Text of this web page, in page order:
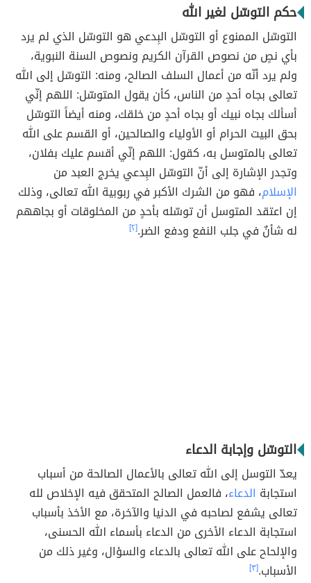
حكم التوسّل لغير الله
التوسّل الممنوع أو التوسّل البِدعي هو التوسّل الذي لم يرد
بأي نصٍ من نصوص القرآن الكريم ونصوص السنة النبوية،
ولم يرد أنّه من أعمال السلف الصالح، ومنه: التوسّل إلى الله
تعالى بجاه أحدٍ من الناس، كأن يقول المتوسّل: اللهم إنّي
أسألك بجاه نبيك أو بجاه أحدٍ من خلقك، ومنه أيضاً التوسّل
بحق البيت الحرام أو الأولياء والصالحين، أو القسم على الله
تعالى بالمتوسل به، كقول: اللهم إنّي أقسم عليك بفلان،
وتجدر الإشارة إلى أنّ التوسّل البِدعي يخرج العبد من
الإسلام، فهو من الشرك الأكبر في ربوبية الله تعالى، وذلك
إن اعتقد المتوسل أن توسّله بأحدٍ من المخلوقات أو بجاههم
له شأنٌ في جلب النفع ودفع الضر.[٢]
التوسّل وإجابة الدعاء
يعدّ التوسل إلى الله تعالى بالأعمال الصالحة من أسباب
استجابة الدعاء، فالعمل الصالح المتحقق فيه الإخلاص لله
تعالى يشفع لصاحبه في الدنيا والآخرة، مع الأخذ بأسباب
استجابة الدعاء الأخرى من الدعاء بأسماء الله الحسنى،
والإلحاح على الله تعالى بالدعاء والسؤال، وغير ذلك من
الأسباب.[٣]